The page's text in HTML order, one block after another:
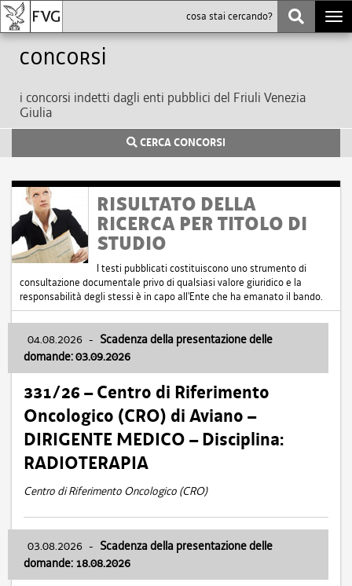
Concorsi
i concorsi indetti dagli enti pubblici del Friuli Venezia
Giulia
CERCA CONCORSI
RISULTATO DELLA
RICERCA PER TITOLO DI
STUDIO
I testi pubblicati costituiscono uno strumento di
consultazione documentale privo di qualsiasi valore giuridico e la
responsabilità degli stessi è in capo all'Ente che ha emanato il bando.
04.08.2026 - Scadenza della presentazione delle
domande: 03.09.2026
331/26 – Centro di Riferimento
Oncologico (CRO) di Aviano –
DIRIGENTE MEDICO – Disciplina:
RADIOTERAPIA
Centro di Riferimento Oncologico (CRO)
03.08.2026 - Scadenza della presentazione delle
domande: 18.08.2026